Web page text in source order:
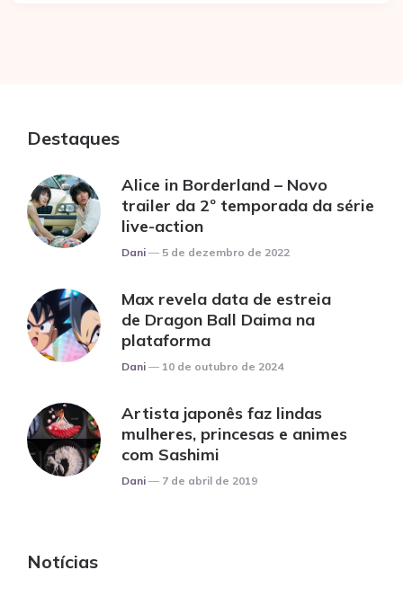
Destaques
Alice in Borderland – Novo
trailer da 2º temporada da série
live-action
Posted
Dani 5 de dezembro de 2022
Max revela data de estreia
de Dragon Ball Daima na
plataforma
Posted
Dani 10 de outubro de 2024
Artista japonês faz lindas
mulheres, princesas e animes
com Sashimi
Posted
Dani 7 de abril de 2019
Notícias